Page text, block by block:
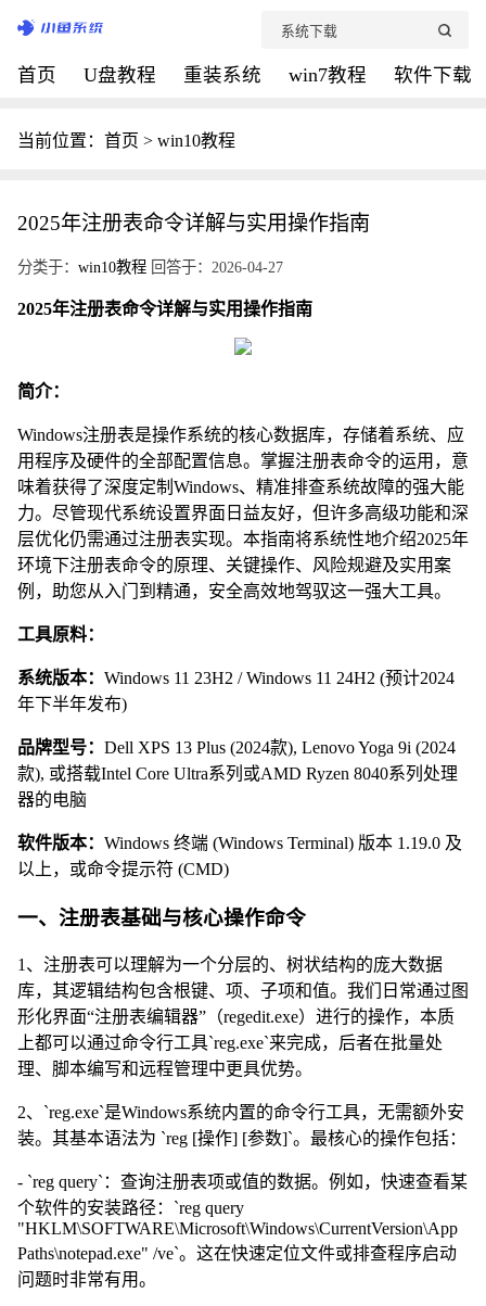
首页 U盘教程 重装系统 win7教程 软件下载
当前位置： 首页 > win10教程
2025年注册表命令详解与实用操作指南
分类于： win10教程 回答于：2026-04-27
2025年注册表命令详解与实用操作指南
简介：
Windows注册表是操作系统的核心数据库，存储着系统、应
用程序及硬件的全部配置信息。掌握注册表命令的运用，意
味着获得了深度定制Windows、精准排查系统故障的强大能
力。尽管现代系统设置界面日益友好，但许多高级功能和深
层优化仍需通过注册表实现。本指南将系统性地介绍2025年
环境下注册表命令的原理、关键操作、风险规避及实用案
例，助您从入门到精通，安全高效地驾驭这一强大工具。
工具原料：
系统版本： Windows 11 23H2 / Windows 11 24H2 (预计2024
年下半年发布)
品牌型号： Dell XPS 13 Plus (2024款), Lenovo Yoga 9i (2024
款), 或搭载Intel Core Ultra系列或AMD Ryzen 8040系列处理
器的电脑
软件版本： Windows 终端 (Windows Terminal) 版本 1.19.0 及
以上，或命令提示符 (CMD)
一、注册表基础与核心操作命令
1、注册表可以理解为一个分层的、树状结构的庞大数据
库，其逻辑结构包含根键、项、子项和值。我们日常通过图
形化界面“注册表编辑器”（regedit.exe）进行的操作，本质
上都可以通过命令行工具`reg.exe`来完成，后者在批量处
理、脚本编写和远程管理中更具优势。
2、`reg.exe`是Windows系统内置的命令行工具，无需额外安
装。其基本语法为 `reg [操作] [参数]`。最核心的操作包括：
- `reg query`：查询注册表项或值的数据。例如，快速查看某
个软件的安装路径：`reg query
"HKLM\SOFTWARE\Microsoft\Windows\CurrentVersion\App
Paths\notepad.exe" /ve`。这在快速定位文件或排查程序启动
问题时非常有用。